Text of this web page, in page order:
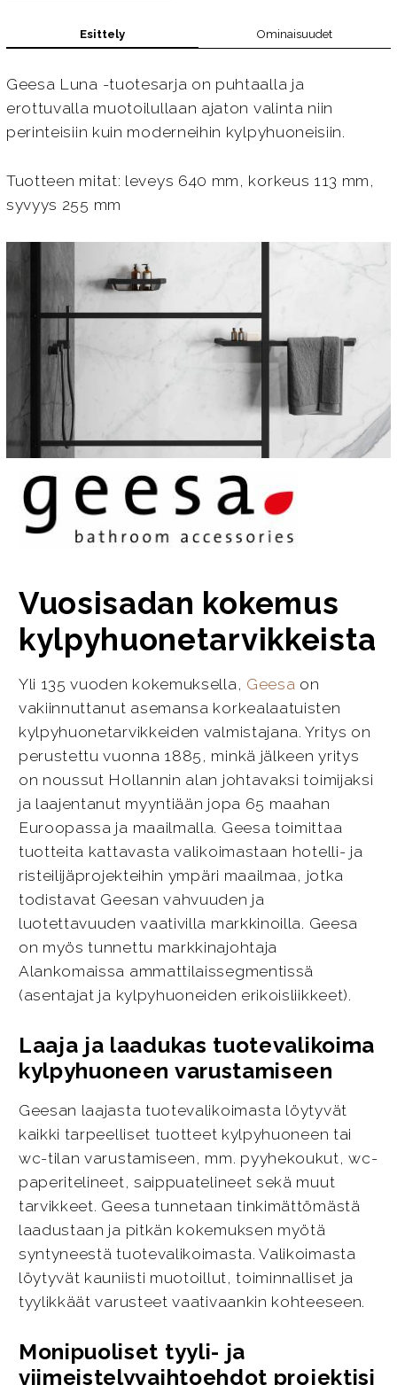
Esittely Ominaisuudet
Geesa Luna -tuotesarja on puhtaalla ja
erottuvalla muotoilullaan ajaton valinta niin
perinteisiin kuin moderneihin kylpyhuoneisiin.
Tuotteen mitat: leveys 640 mm, korkeus 113 mm,
syvyys 255 mm
Vuosisadan kokemus
kylpyhuonetarvikkeista
Yli 135 vuoden kokemuksella, Geesa on
vakiinnuttanut asemansa korkealaatuisten
kylpyhuonetarvikkeiden valmistajana. Yritys on
perustettu vuonna 1885, minkä jälkeen yritys
on noussut Hollannin alan johtavaksi toimijaksi
ja laajentanut myyntiään jopa 65 maahan
Euroopassa ja maailmalla. Geesa toimittaa
tuotteita kattavasta valikoimastaan hotelli- ja
risteilijäprojekteihin ympäri maailmaa, jotka
todistavat Geesan vahvuuden ja
luotettavuuden vaativilla markkinoilla. Geesa
on myös tunnettu markkinajohtaja
Alankomaissa ammattilaissegmentissä
(asentajat ja kylpyhuoneiden erikoisliikkeet).
Laaja ja laadukas tuotevalikoima
kylpyhuoneen varustamiseen
Geesan laajasta tuotevalikoimasta löytyvät
kaikki tarpeelliset tuotteet kylpyhuoneen tai
wc-tilan varustamiseen, mm. pyyhekoukut, wc-
paperitelineet, saippuatelineet sekä muut
tarvikkeet. Geesa tunnetaan tinkimättömästä
laadustaan ja pitkän kokemuksen myötä
syntyneestä tuotevalikoimasta. Valikoimasta
löytyvät kauniisti muotoillut, toiminnalliset ja
tyylikkäät varusteet vaativaankin kohteeseen.
Monipuoliset tyyli- ja
viimeistelyvaihtoehdot projektisi